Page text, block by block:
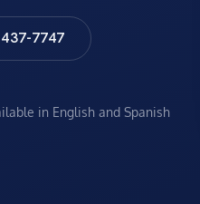
7747
in English and Spanish